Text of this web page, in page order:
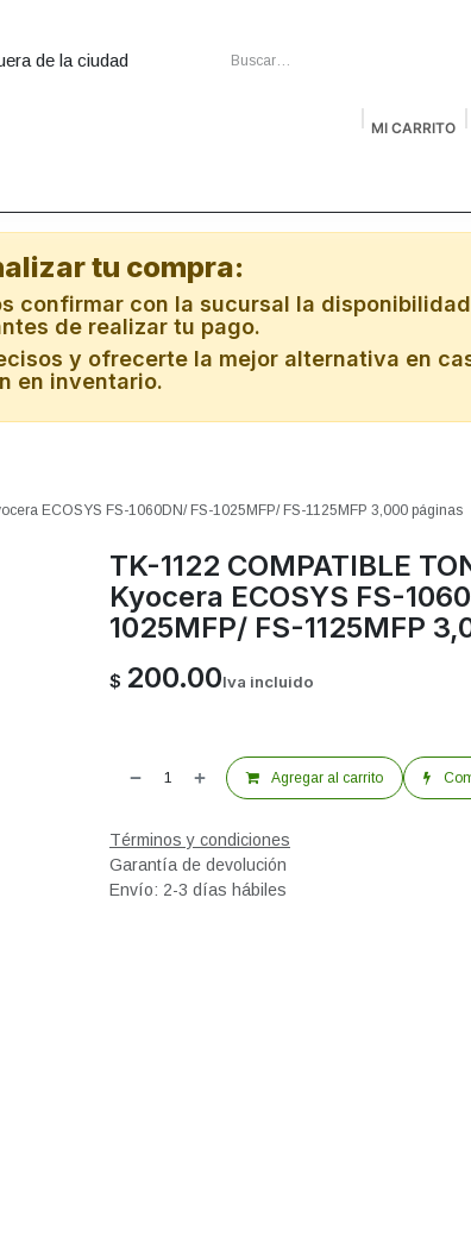
de la ciudad
MI CARRITO
tu compra:
confirmar con la sucursal la
de realizar tu pago.
y ofrecerte la mejor alternativa en
en inventario.
ECOSYS FS-1060DN/ FS-1025MFP/ FS-1125MFP 3,000 páginas
TK-1122 COMPATIBLE
Kyocera ECOSYS FS-
1025MFP/ FS-1125MFP
$ 200.00Iva incluido
Agregar al carrito
Términos y condiciones
Garantía de devolución
Envío: 2-3 días hábiles